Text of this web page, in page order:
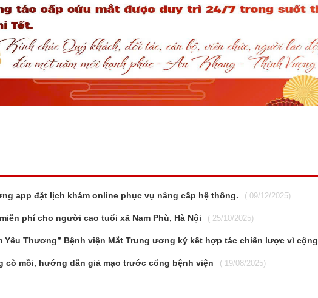
app đặt lịch khám online phục vụ nâng cấp hệ thống. ( 09/12/2025)
phí cho người cao tuổi xã Nam Phù, Hà Nội ( 25/10/2025)
Yêu Thương” Bệnh viện Mắt Trung ương ký kết hợp tác chiến lược vì cộng
cò mồi, hướng dẫn giả mạo trước cổng bệnh viện ( 19/08/2025)